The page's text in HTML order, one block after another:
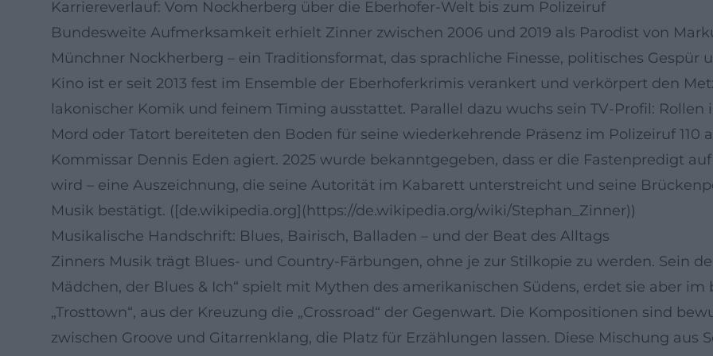
Karriereverlauf: Vom Nockherberg über die Eberhofer-Welt bis zum Polizeiruf
Bundesweite Aufmerksamkeit erhielt Zinner zwischen 2006 und 2019 als Parodist von
Münchner Nockherberg – ein Traditionsformat, das sprachliche Finesse, politisches
Kino ist er seit 2013 fest im Ensemble der Eberhoferkrimis verankert und verkörpert den
lakonischer Komik und feinem Timing ausstattet. Parallel dazu wuchs sein TV-Profil:
Mord oder Tatort bereiteten den Boden für seine wiederkehrende Präsenz im Polizeiruf 110
Kommissar Dennis Eden agiert. 2025 wurde bekanntgegeben, dass er die Fastenpredigt
wird – eine Auszeichnung, die seine Autorität im Kabarett unterstreicht und seine
Musik bestätigt. ([de.wikipedia.org](https://de.wikipedia.org/wiki/Stephan_Zinner))
Musikalische Handschrift: Blues, Bairisch, Balladen – und der Beat des Alltags
Zinners Musik trägt Blues- und Country-Färbungen, ohne je zur Stilkopie zu werden. Sein
Mädchen, der Blues & Ich“ spielt mit Mythen des amerikanischen Südens, erdet sie aber
„Trosttown“, aus der Kreuzung die „Crossroad“ der Gegenwart. Die Kompositionen sind
zwischen Groove und Gitarrenklang, die Platz für Erzählungen lassen. Diese Mischung aus